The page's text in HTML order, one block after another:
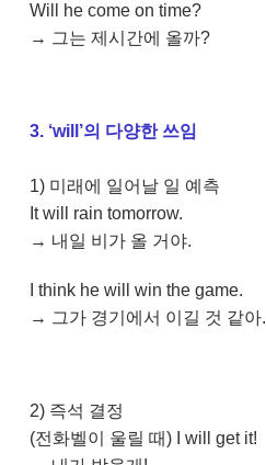
Will he come on time?
→ 그는 제시간에 올까?
3. ‘will’의 다양한 쓰임
1) 미래에 일어날 일 예측
It will rain tomorrow.
→ 내일 비가 올 거야.
I think he will win the game.
→ 그가 경기에서 이길 것 같아.
2) 즉석 결정
(전화벨이 울릴 때) I will get it!